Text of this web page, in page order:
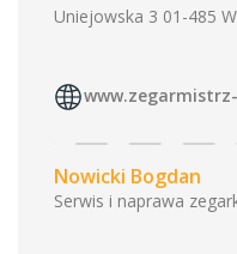
Uniejowska 3 01-485
Nowicki Bogdan
Serwis i naprawa